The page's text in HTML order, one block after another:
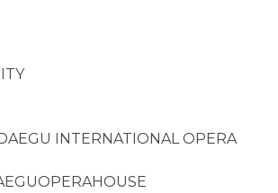
INTERNATIONAL OPERA